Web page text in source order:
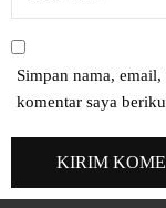
Simpan nama,
komentar saya